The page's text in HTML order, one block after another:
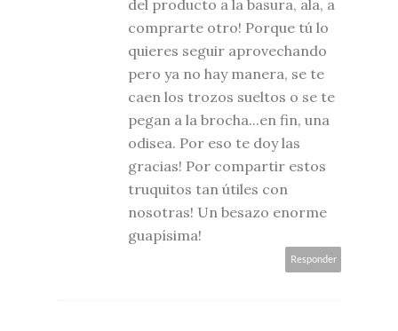
del producto a la basura, ala, a
comprarte otro! Porque tú lo
quieres seguir aprovechando
pero ya no hay manera, se te
caen los trozos sueltos o se te
pegan a la brocha...en fin, una
odisea. Por eso te doy las
gracias! Por compartir estos
truquitos tan útiles con
nosotras! Un besazo enorme
guapísima!
Responder